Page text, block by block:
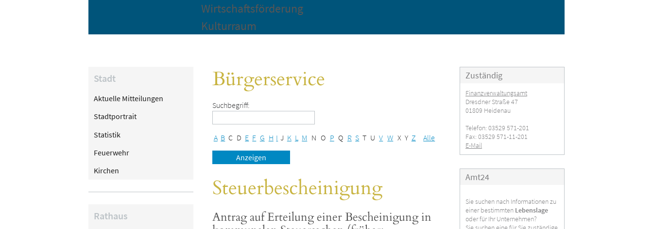
Wirtschaftsförderung
Kulturraum
Stadt
Aktuelle Mitteilungen
Stadtportrait
Statistik
Feuerwehr
Kirchen
Rathaus
Bürgerservice
Suchbegriff:
A B C D E F G H I J K L M N O P Q R S T U V W X Y Z Alle
Steuerbescheinigung
Antrag auf Erteilung einer Bescheinigung in
Zuständig
Finanzverwaltungsamt
Dresdner Straße 47
01809 Heidenau
Telefon: 03529 571-201
Fax: 03529 571-11-201
E-Mail
Amt24
Sie suchen nach Informationen zu
einer bestimmten Lebenslage
oder für Ihr Unternehmen?